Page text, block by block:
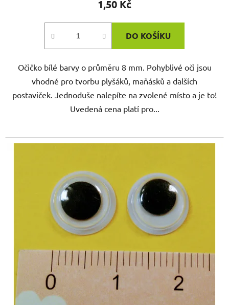
1,50 Kč
DO KOŠÍKU
Očičko bílé barvy o průměru 8 mm. Pohyblivé oči jsou
vhodné pro tvorbu plyšáků, maňásků a dalších
postaviček. Jednoduše nalepíte na zvolené místo a je to!
Uvedená cena platí pro...